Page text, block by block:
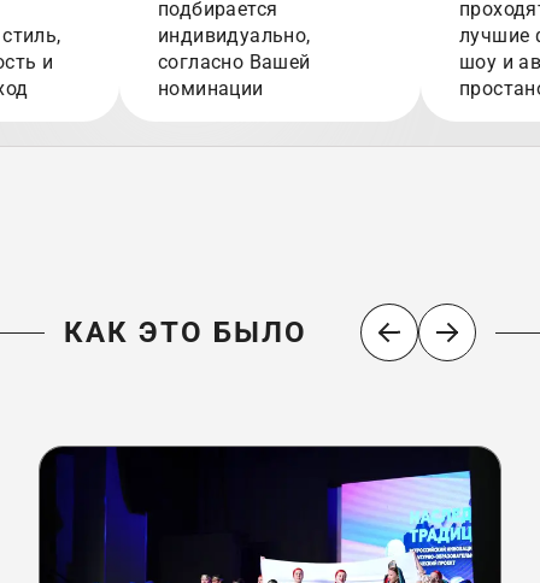
и
подбирается
индивидуально,
согласно Вашей
номинации
лучшие
шоу и
КАК ЭТО БЫЛО